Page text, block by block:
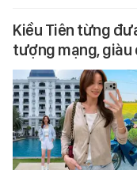
Kiều Tiên từng
tượng mạng, giàu